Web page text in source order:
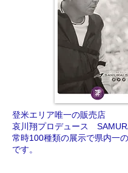
登米エリア唯一の販売店
哀川翔プロデュース
常時100種類の展示で県内一
です。